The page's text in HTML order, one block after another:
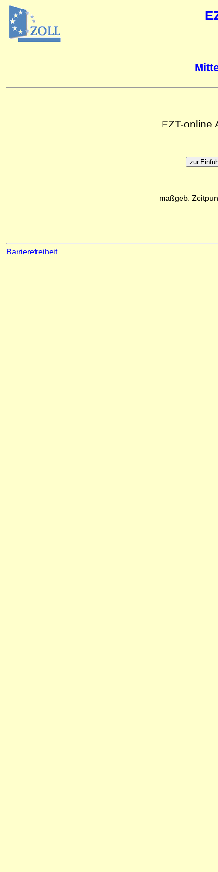
EZT-online
maßgeb.
Barrierefreiheit